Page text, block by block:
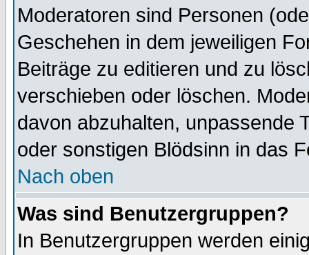
Moderatoren sind Personen
Geschehen in dem jeweiligen
Beiträge zu editieren und zu
verschieben oder löschen.
davon abzuhalten, unpassende
oder sonstigen Blödsinn in das
Nach oben
Was sind Benutzergruppen?
In Benutzergruppen werden